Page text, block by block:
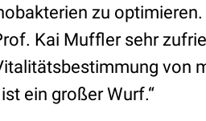
zu
Kai Muffler sehr
von
ein großer Wurf.“